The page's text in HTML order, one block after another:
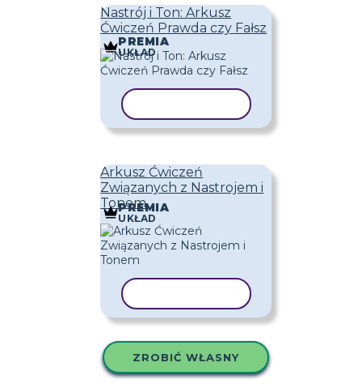
Nastrój i Ton: Arkusz
Ćwiczeń Prawda czy Fałsz
PREMIA
UKŁAD
Arkusz Ćwiczeń
Związanych z Nastrojem i
Tonem
PREMIA
UKŁAD
ZROBIĆ WŁASNY